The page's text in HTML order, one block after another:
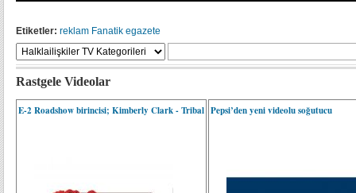
Etiketler: reklam Fanatik egazete
Rastgele Videolar
E-2 Roadshow birincisi; Kimberly Clark - Tribal Pepsi’den yeni videolu soğutucu